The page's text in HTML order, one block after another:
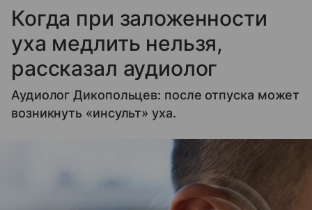
Когда при заложенности
уха медлить нельзя,
рассказал аудиолог
Аудиолог Дикопольцев: после отпуска может
возникнуть «инсульт» уха.